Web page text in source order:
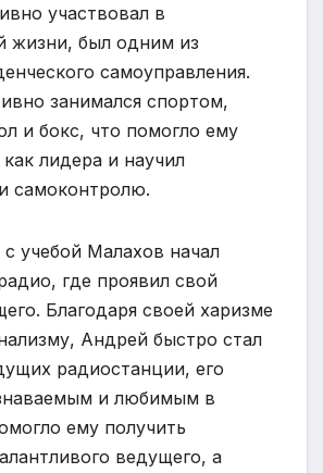
участвовал в
жизни, был одним из
самоуправления.
занимался спортом,
и бокс, что помогло ему
как лидера и научил
самоконтролю.
учебой Малахов начал
где проявил свой
Благодаря своей харизме
Андрей быстро стал
радиостанции, его
и любимым в
ему получить
ведущего, а